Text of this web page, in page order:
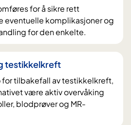
for å sikre rett
eventuelle komplikasjoner og
for den enkelte.
testikkelkreft
for tilbakefall av testikkelkreft,
være aktiv overvåking
blodprøver og MR-